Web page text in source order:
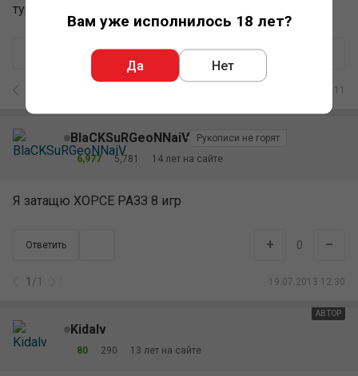
Вам уже исполнилось 18 лет?
Да Нет
турниров 19 июля в 10-00 за 5.50 и в 12-00 за 4.40.
19.07.2013 12:11
+
BlaCKSuRGeoNNaiV
Рукописи не горят
6,977
5,781 14 лет на сайте
Я затащю ХОРСЕ РАЗЗ 8 игр
Ответить
1 /1 19.07.2013 12:30
+ 0 –
АВТОР
Kidalv
80 290 13 лет на сайте